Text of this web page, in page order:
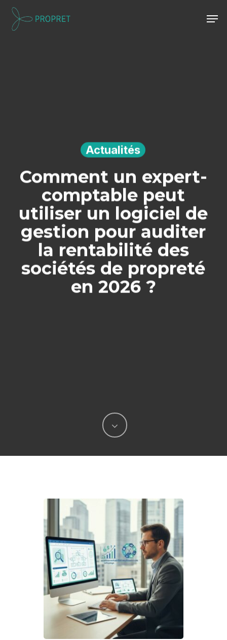
Skip
Actualités
Comment un expert-
comptable peut
utiliser un logiciel de
gestion pour auditer
la rentabilité des
sociétés de propreté
en 2026 ?